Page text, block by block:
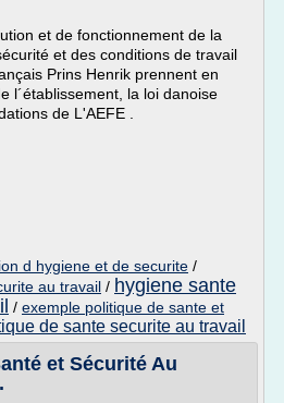
et de fonctionnement de la
et des conditions de travail
Prins Henrik prennent en
l´établissement, la loi danoise
de L'AEFE .
d hygiene et de securite /
au travail / hygiene sante
/ exemple politique de sante et
de sante securite au travail
et Sécurité Au